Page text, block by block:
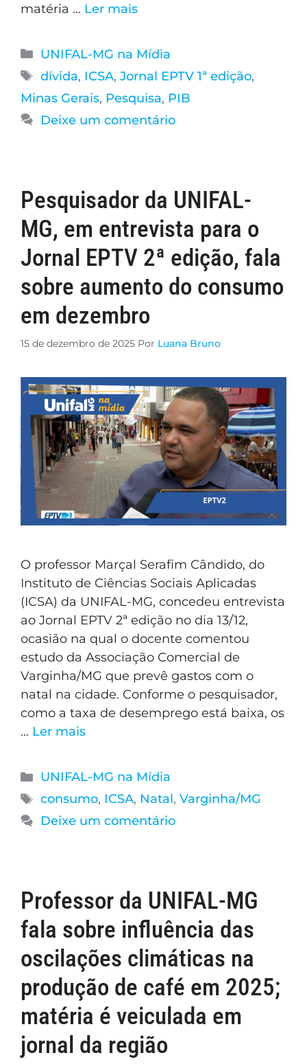
matéria … Ler mais
UNIFAL-MG na Mídia
dívida, ICSA, Jornal EPTV 1ª edição,
Minas Gerais, Pesquisa, PIB
Deixe um comentário
Pesquisador da UNIFAL-
MG, em entrevista para o
Jornal EPTV 2ª edição, fala
sobre aumento do consumo
em dezembro
15 de dezembro de 2025 Por Luana Bruno
O professor Marçal Serafim Cândido, do
Instituto de Ciências Sociais Aplicadas
(ICSA) da UNIFAL-MG, concedeu entrevista
ao Jornal EPTV 2ª edição no dia 13/12,
ocasião na qual o docente comentou
estudo da Associação Comercial de
Varginha/MG que prevê gastos com o
natal na cidade. Conforme o pesquisador,
como a taxa de desemprego está baixa, os
… Ler mais
UNIFAL-MG na Mídia
consumo, ICSA, Natal, Varginha/MG
Deixe um comentário
Professor da UNIFAL-MG
fala sobre influência das
oscilações climáticas na
produção de café em 2025;
matéria é veiculada em
jornal da região